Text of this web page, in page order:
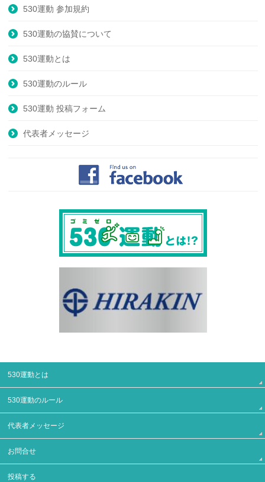
530運動 参加規約
530運動の協賛について
530運動とは
530運動のルール
530運動 投稿フォーム
代表者メッセージ
530運動とは
530運動のルール
代表者メッセージ
お問合せ
投稿する